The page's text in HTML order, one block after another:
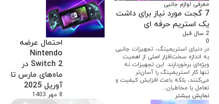
احتمال عرضه
Nintendo
Switch 2 در
ماه‌های مارس تا
آوریل 2025
8 مهر 1403
معرفی لوازم جانبی
7 گجت مورد نیاز برای داشت
یک استریم حرفه ای
2 سال قبل
0
در دنیای استریمینگ، تجهیزات جانبی
به اندازه سخت‌افزار اصلی از اهمیت
ویژه‌ای برخوردارند. این تجهیزات نه
تنها کار استریمینگ را آسان‌تر
می‌کنند، بلکه باعث افزایش کیفیت و
تعامل با مخاطبان...
نمایش بیشتر